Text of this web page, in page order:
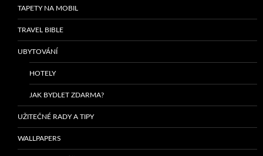
TAPETY NA MOBIL
TRAVEL BIBLE
UBYTOVÁNÍ
HOTELY
JAK BYDLET ZDARMA?
UŽITEČNÉ RADY A TIPY
WALLPAPERS